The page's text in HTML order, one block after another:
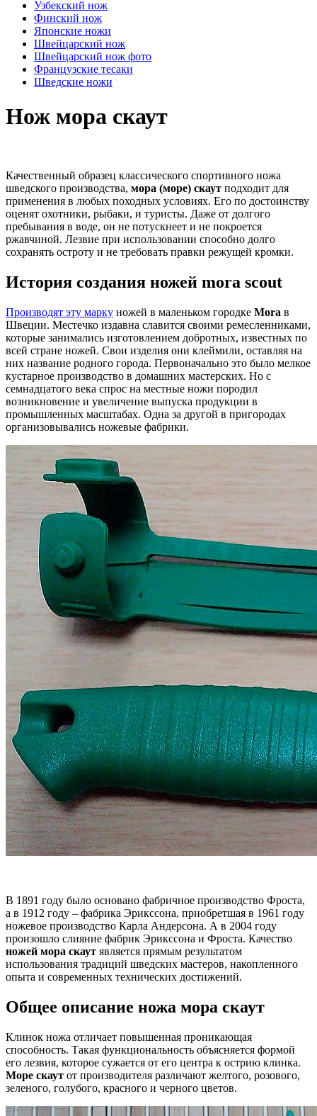
Узбекский нож
Финский нож
Японские ножи
Швейцарский нож
Швейцарский нож фото
Французские тесаки
Шведские ножи
Нож мора скаут
Качественный образец классического спортивного ножа
шведского производства, мора (море) скаут подходит для
применения в любых походных условиях. Его по достоинству
оценят охотники, рыбаки, и туристы. Даже от долгого
пребывания в воде, он не потускнеет и не покроется
ржавчиной. Лезвие при использовании способно долго
сохранять остроту и не требовать правки режущей кромки.
История создания ножей mora scout
Производят эту марку ножей в маленьком городке Mora в
Швеции. Местечко издавна славится своими ремесленниками,
которые занимались изготовлением добротных, известных по
всей стране ножей. Свои изделия они клеймили, оставляя на
них название родного города. Первоначально это было мелкое
кустарное производство в домашних мастерских. Но с
семнадцатого века спрос на местные ножи породил
возникновение и увеличение выпуска продукции в
промышленных масштабах. Одна за другой в пригородах
организовывались ножевые фабрики.
В 1891 году было основано фабричное производство Фроста,
а в 1912 году – фабрика Эрикссона, приобретшая в 1961 году
ножевое производство Карла Андерсона. А в 2004 году
произошло слияние фабрик Эрикссона и Фроста. Качество
ножей мора скаут является прямым результатом
использования традиций шведских мастеров, накопленного
опыта и современных технических достижений.
Общее описание ножа мора скаут
Клинок ножа отличает повышенная проникающая
способность. Такая функциональность объясняется формой
его лезвия, которое сужается от его центра к острию клинка.
Море скаут от производителя различают желтого, розового,
зеленого, голубого, красного и черного цветов.